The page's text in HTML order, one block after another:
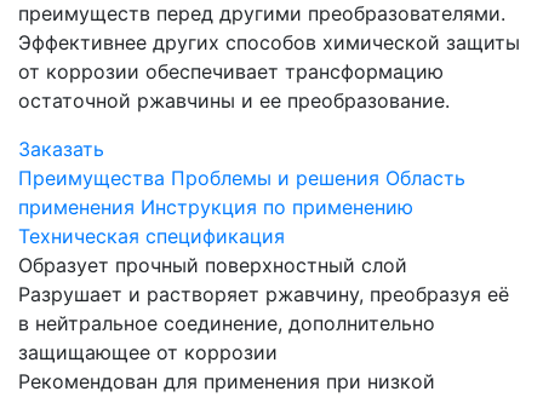
преимуществ перед другими преобразователями.
Эффективнее других способов химической защиты
от коррозии обеспечивает трансформацию
остаточной ржавчины и ее преобразование.
Заказать
Преимущества Проблемы и решения Область
применения Инструкция по применению
Техническая спецификация
Образует прочный поверхностный слой
Разрушает и растворяет ржавчину, преобразуя её
в нейтральное соединение, дополнительно
защищающее от коррозии
Рекомендован для применения при низкой